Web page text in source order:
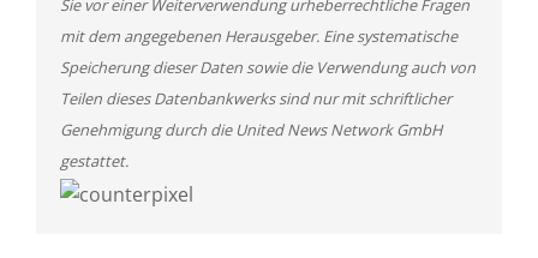
Sie vor einer Weiterverwendung urheberrechtliche Fragen
mit dem angegebenen Herausgeber. Eine systematische
Speicherung dieser Daten sowie die Verwendung auch von
Teilen dieses Datenbankwerks sind nur mit schriftlicher
Genehmigung durch die United News Network GmbH
gestattet.